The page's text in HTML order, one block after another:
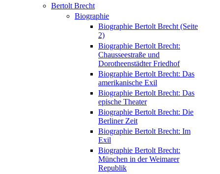
Bertolt Brecht
Biographie
Biographie Bertolt Brecht (Seite
2)
Biographie Bertolt Brecht:
Chausseestraße und
Dorotheenstädter Friedhof
Biographie Bertolt Brecht: Das
amerikanische Exil
Biographie Bertolt Brecht: Das
epische Theater
Biographie Bertolt Brecht: Die
Berliner Zeit
Biographie Bertolt Brecht: Im
Exil
Biographie Bertolt Brecht:
München in der Weimarer
Republik